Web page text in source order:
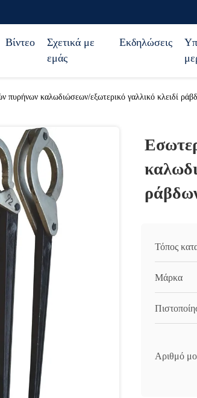
Βίντεο
Σχετικά με
εμάς
Εκδηλώσεις
πυρήνων καλωδιώσεων/εξωτερικό γαλλικό κλειδί
Τόπος
Μάρκα
Αριθμό